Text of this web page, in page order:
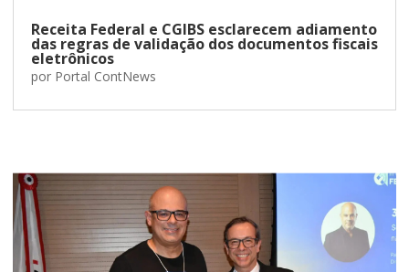
Receita Federal e CGIBS esclarecem adiamento
das regras de validação dos documentos fiscais
eletrônicos
por Portal ContNews